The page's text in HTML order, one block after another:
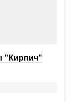
"Кирпич"